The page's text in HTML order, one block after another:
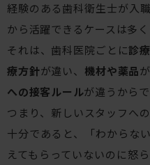
経験のある歯科衛生士が入
から活躍できるケースは多く
それは、歯科医院ごとに診
療方針が違い、 機材や薬品
への接客ルールが違うからで
つまり、新しいスタッフへ
十分であると、「わからな
えてもらっていないのに怒